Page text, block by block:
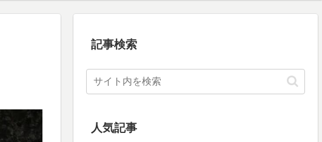
記事検索
人気記事